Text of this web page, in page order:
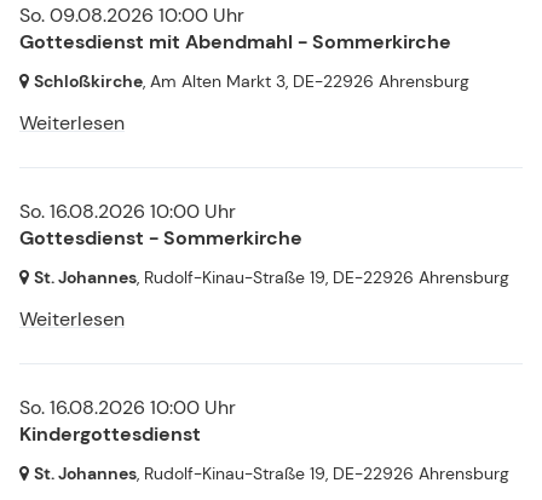
So. 09.08.2026 10:00 Uhr
Gottesdienst mit Abendmahl - Sommerkirche
Schloßkirche, Am Alten Markt 3, DE-22926 Ahrensburg
Weiterlesen
So. 16.08.2026 10:00 Uhr
Gottesdienst - Sommerkirche
St. Johannes, Rudolf-Kinau-Straße 19, DE-22926 Ahrensburg
Weiterlesen
So. 16.08.2026 10:00 Uhr
Kindergottesdienst
St. Johannes, Rudolf-Kinau-Straße 19, DE-22926 Ahrensburg